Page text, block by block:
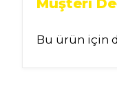
Müşteri
Bu ürün için